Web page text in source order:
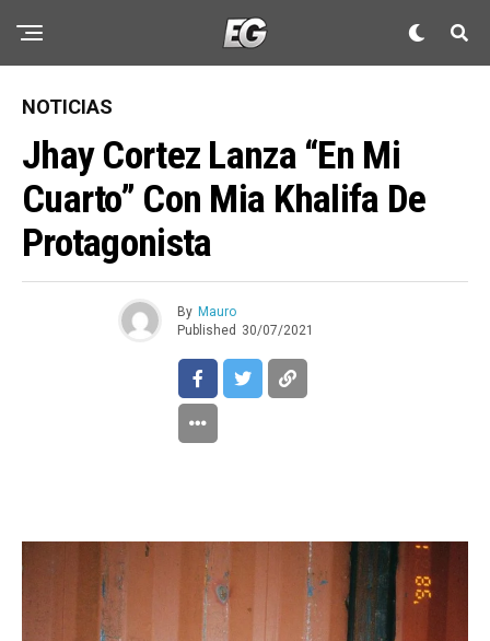
NOTICIAS
Jhay Cortez Lanza “En Mi
Cuarto” Con Mia Khalifa De
Protagonista
By Mauro
Published 30/07/2021